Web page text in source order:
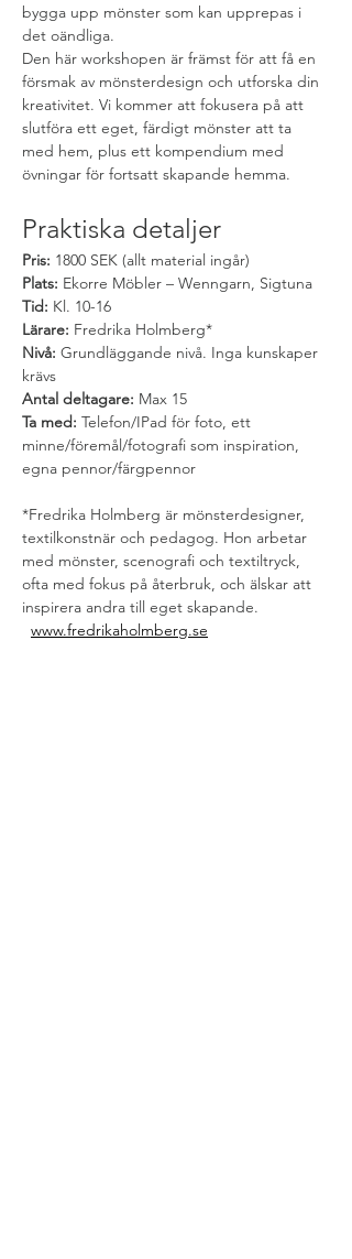
bygga upp mönster som kan upprepas i
det oändliga.
Den här workshopen är främst för att få en
försmak av mönsterdesign och utforska din
kreativitet. Vi kommer att fokusera på att
slutföra ett eget, färdigt mönster att ta
med hem, plus ett kompendium med
övningar för fortsatt skapande hemma.
Praktiska detaljer
Pris: 1800 SEK (allt material ingår)
Plats: Ekorre Möbler – Wenngarn, Sigtuna
Tid: Kl. 10-16
Lärare: Fredrika Holmberg*
Nivå: Grundläggande nivå. Inga kunskaper
krävs
Antal deltagare: Max 15
Ta med: Telefon/IPad för foto, ett
minne/föremål/fotografi som inspiration,
egna pennor/färgpennor
*Fredrika Holmberg är mönsterdesigner,
textilkonstnär och pedagog. Hon arbetar
med mönster, scenografi och textiltryck,
ofta med fokus på återbruk, och älskar att
inspirera andra till eget skapande.
www.fredrikaholmberg.se